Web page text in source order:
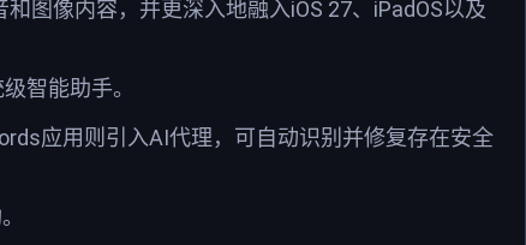
图像内容，并更深入地融入iOS 27、iPadOS以及
智能助手。
应用则引入AI代理，可自动识别并修复存在安全